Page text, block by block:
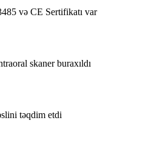
və CE Sertifikatı var
skaner buraxıldı
təqdim etdi